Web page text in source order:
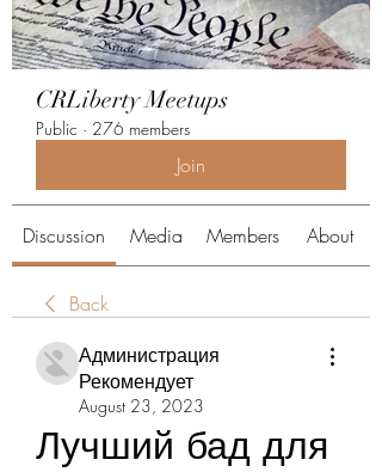
CRLiberty Meetups
Public · 276 members
Join
Discussion Media Members About
Back
Администрация
Рекомендует
August 23, 2023
Лучший бад для